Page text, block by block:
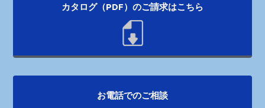
カタログ（PDF）のご請求はこちら
お電話でのご相談